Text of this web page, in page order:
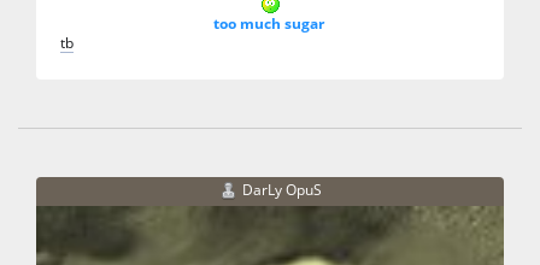
too much sugar
tb
DarLy OpuS